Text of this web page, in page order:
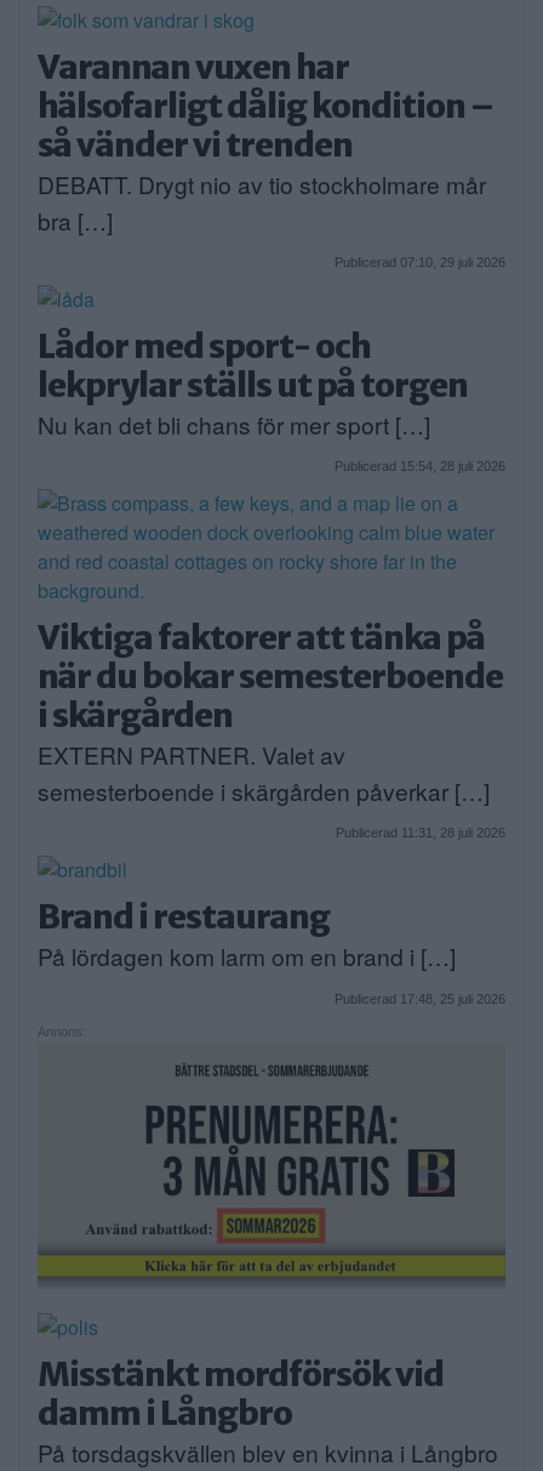
Varannan vuxen har
hälsofarligt dålig kondition –
så vänder vi trenden
DEBATT. Drygt nio av tio stockholmare mår
bra […]
Publicerad 07:10, 29 juli 2026
Lådor med sport- och
lekprylar ställs ut på torgen
Nu kan det bli chans för mer sport […]
Publicerad 15:54, 28 juli 2026
Viktiga faktorer att tänka på
när du bokar semesterboende
i skärgården
EXTERN PARTNER. Valet av
semesterboende i skärgården påverkar […]
Publicerad 11:31, 28 juli 2026
Brand i restaurang
På lördagen kom larm om en brand i […]
Publicerad 17:48, 25 juli 2026
Annons:
Misstänkt mordförsök vid
damm i Långbro
På torsdagskvällen blev en kvinna i Långbro